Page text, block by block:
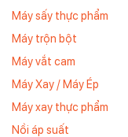
Máy sấy thực phẩm
Máy trộn bột
Máy vắt cam
Máy Xay / Máy Ép
Máy xay thực phẩm
Nồi áp suất